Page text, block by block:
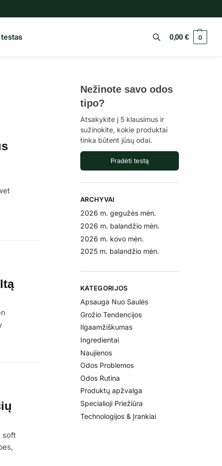
0,00€ 0
soft
Nežinote savo odos
tipo?
Atsakykite į 5 klausimus ir
sužinokite, kokie produktai
tinka būtent jūsų odai.
Pradėti testą
ARCHYVAI
2026 m. gegužės mėn.
2026 m. balandžio mėn.
2026 m. kovo mėn.
2025 m. balandžio mėn.
KATEGORIJOS
Apsauga Nuo Saulės
Grožio Tendencijos
Ilgaamžiškumas
Ingredientai
Naujienos
Odos Problemos
Odos Rutina
Produktų apžvalga
Specialioji Priežiūra
Technologijos & Įrankiai